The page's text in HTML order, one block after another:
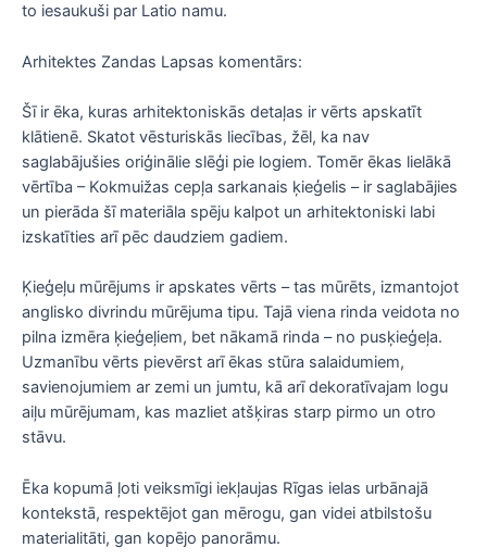
to iesaukuši par Latio namu.
Arhitektes Zandas Lapsas komentārs:
Šī ir ēka, kuras arhitektoniskās detaļas ir vērts apskatīt
klātienē. Skatot vēsturiskās liecības, žēl, ka nav
saglabājušies oriģinālie slēģi pie logiem. Tomēr ēkas lielākā
vērtība – Kokmuižas cepļa sarkanais ķieģelis – ir saglabājies
un pierāda šī materiāla spēju kalpot un arhitektoniski labi
izskatīties arī pēc daudziem gadiem.
Ķieģeļu mūrējums ir apskates vērts – tas mūrēts, izmantojot
anglisko divrindu mūrējuma tipu. Tajā viena rinda veidota no
pilna izmēra ķieģeļiem, bet nākamā rinda – no pusķieģeļa.
Uzmanību vērts pievērst arī ēkas stūra salaidumiem,
savienojumiem ar zemi un jumtu, kā arī dekoratīvajam logu
aiļu mūrējumam, kas mazliet atšķiras starp pirmo un otro
stāvu.
Ēka kopumā ļoti veiksmīgi iekļaujas Rīgas ielas urbānajā
kontekstā, respektējot gan mērogu, gan videi atbilstošu
materialitāti, gan kopējo panorāmu.